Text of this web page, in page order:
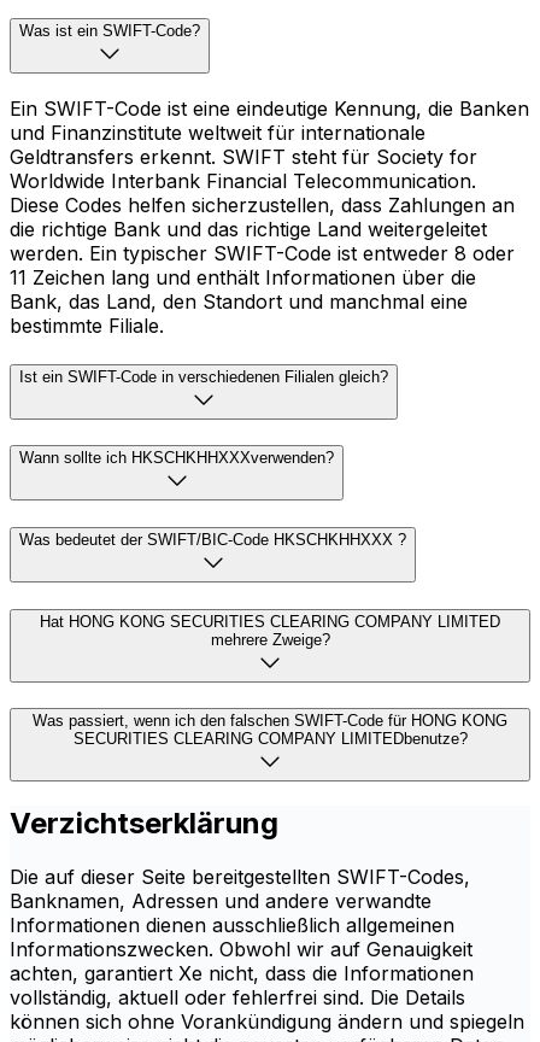
Was ist ein SWIFT-Code?
Ein SWIFT-Code ist eine eindeutige Kennung, die Banken
und Finanzinstitute weltweit für internationale
Geldtransfers erkennt. SWIFT steht für Society for
Worldwide Interbank Financial Telecommunication.
Diese Codes helfen sicherzustellen, dass Zahlungen an
die richtige Bank und das richtige Land weitergeleitet
werden. Ein typischer SWIFT-Code ist entweder 8 oder
11 Zeichen lang und enthält Informationen über die
Bank, das Land, den Standort und manchmal eine
bestimmte Filiale.
Ist ein SWIFT-Code in verschiedenen Filialen gleich?
Wann sollte ich HKSCHKHHXXXverwenden?
Was bedeutet der SWIFT/BIC-Code HKSCHKHHXXX ?
Hat HONG KONG SECURITIES CLEARING COMPANY LIMITED
mehrere Zweige?
Was passiert, wenn ich den falschen SWIFT-Code für HONG KONG
SECURITIES CLEARING COMPANY LIMITEDbenutze?
Verzichtserklärung
Die auf dieser Seite bereitgestellten SWIFT-Codes,
Banknamen, Adressen und andere verwandte
Informationen dienen ausschließlich allgemeinen
Informationszwecken. Obwohl wir auf Genauigkeit
achten, garantiert Xe nicht, dass die Informationen
vollständig, aktuell oder fehlerfrei sind. Die Details
können sich ohne Vorankündigung ändern und spiegeln